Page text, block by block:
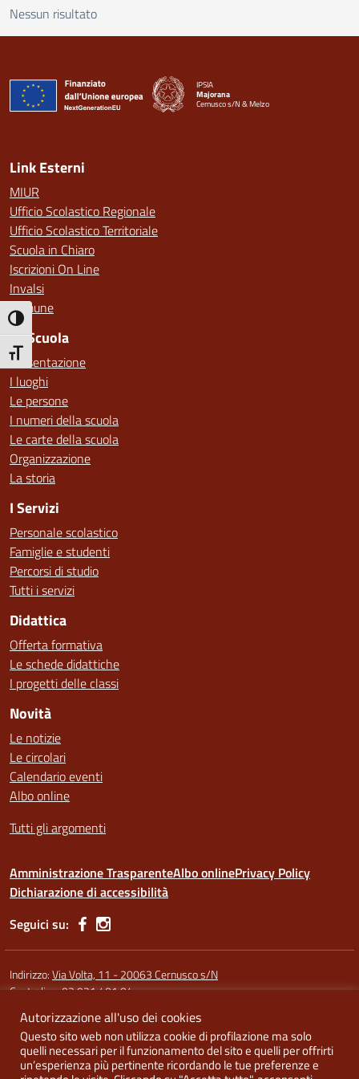
Attiva/disattiva alto contrasto
Attiva/disattiva dimensione testo
Nessun risultato
IPSIA
Majorana
Cernusco s/N & Melzo
Link Esterni
MIUR
Ufficio Scolastico Regionale
Ufficio Scolastico Territoriale
Scuola in Chiaro
Iscrizioni On Line
Invalsi
Comune
La Scuola
Presentazione
I luoghi
Le persone
I numeri della scuola
Le carte della scuola
Organizzazione
La storia
I Servizi
Personale scolastico
Famiglie e studenti
Percorsi di studio
Tutti i servizi
Didattica
Offerta formativa
Le schede didattiche
I progetti delle classi
Novità
Le notizie
Le circolari
Calendario eventi
Albo online
Tutti gli argomenti
Amministrazione TrasparenteAlbo onlinePrivacy Policy
Dichiarazione di accessibilità
Seguici su:
Indirizzo:Via Volta, 11 - 20063 Cernusco s/N
Centralino:02 921 401 04
Codice fiscale: 91587340158
Codice meccanografico:MIRI10300X (sede Argentia) - MIRI10302L
(sede di Cernusco) - MIRI10303N (Melzo)
Autorizzazione all'uso dei cookies
Questo sito web non utilizza cookie di profilazione ma solo
quelli necessari per il funzionamento del sito e quelli per offrirti
un’esperienza più pertinente ricordando le tue preferenze e